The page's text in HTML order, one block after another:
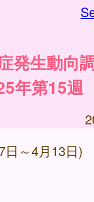
発生動向
年第15週
日～4月13日)